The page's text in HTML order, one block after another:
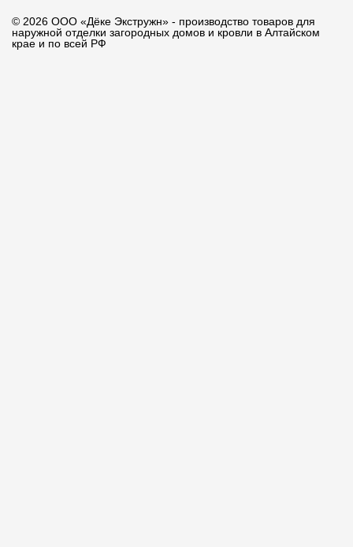
© 2026 ООО «Дёке Экстружн» - производство товаров для
наружной отделки загородных домов и кровли в Алтайском
крае и по всей РФ